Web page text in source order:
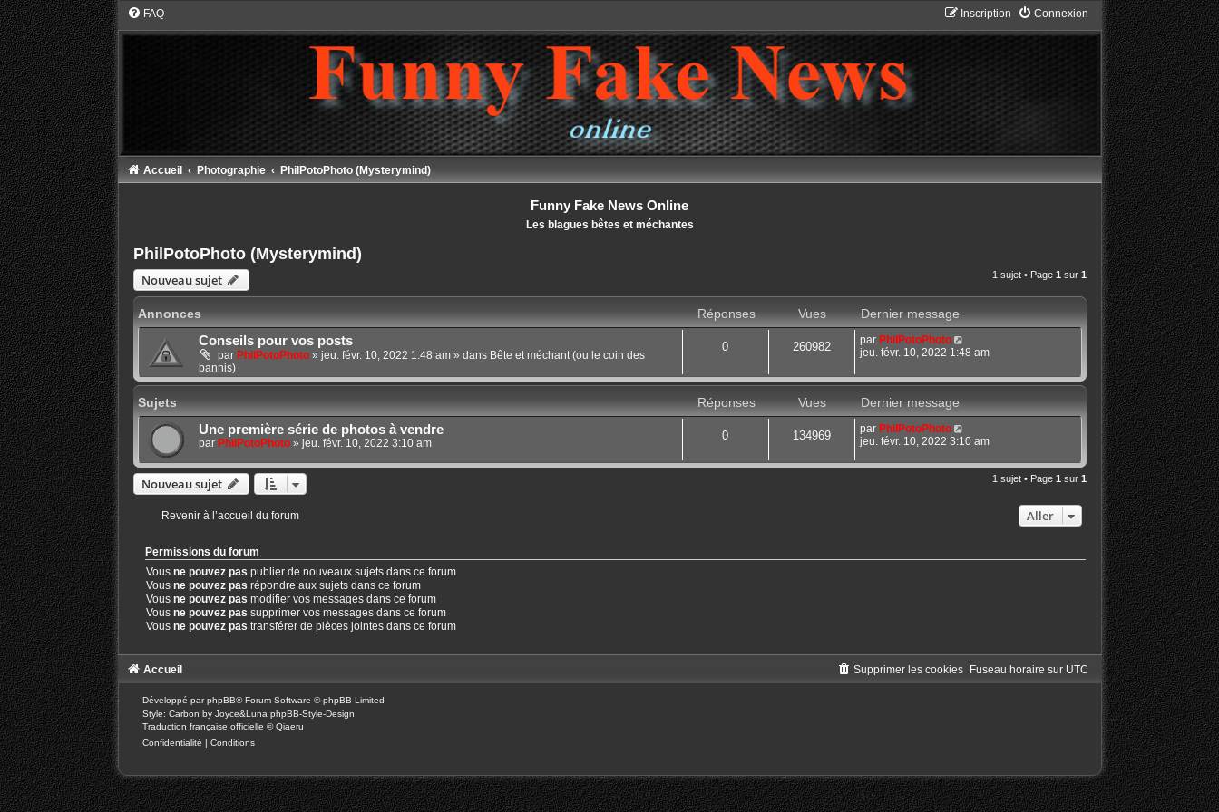
FAQ Connexion
Inscription
Accueil Photographie PhilPotoPhoto (Mysterymind)
Funny Fake News Online
Les blagues bêtes et méchantes
PhilPotoPhoto (Mysterymind)
Nouveau sujet 1 sujet • Page 1 sur 1
Annonces Réponses Vues
Dernier message
Conseils pour vos posts
par PhilPotoPhoto» jeu. févr. 10, 2022 1:48 am» dans Bête et méchant (ou le coin des
bannis)
0 260982 par PhilPotoPhoto
jeu. févr. 10, 2022 1:48 am
Sujets Réponses Vues
Dernier message
Une première série de photos à vendre
par PhilPotoPhoto» jeu. févr. 10, 2022 3:10 am
0 134969 par PhilPotoPhoto
jeu. févr. 10, 2022 3:10 am
Nouveau sujet 1 sujet • Page 1 sur 1
Revenir à l’accueil du forum Aller
Permissions du forum
Vous ne pouvez pas publier de nouveaux sujets dans ce forum
Vous ne pouvez pas répondre aux sujets dans ce forum
Vous ne pouvez pas modifier vos messages dans ce forum
Vous ne pouvez pas supprimer vos messages dans ce forum
Vous ne pouvez pas transférer de pièces jointes dans ce forum
Accueil Fuseau horaire sur UTC
Supprimer les cookies
Développé parphpBB® Forum Software © phpBB Limited
Style: Carbon by Joyce&Luna phpBB-Style-Design
Traduction française officielle ©Qiaeru
Confidentialité
Conditions